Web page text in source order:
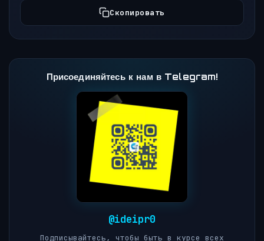
Скопировать
Присоединяйтесь к нам в Telegram!
@ideipr0
Подписывайтесь, чтобы быть в курсе всех